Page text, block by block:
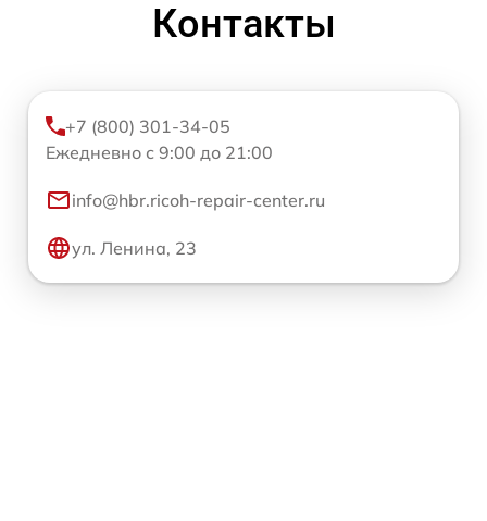
Контакты
+7 (800) 301-34-05
Ежедневно с 9:00 до 21:00
info@hbr.ricoh-repair-center.ru
ул. Ленина, 23